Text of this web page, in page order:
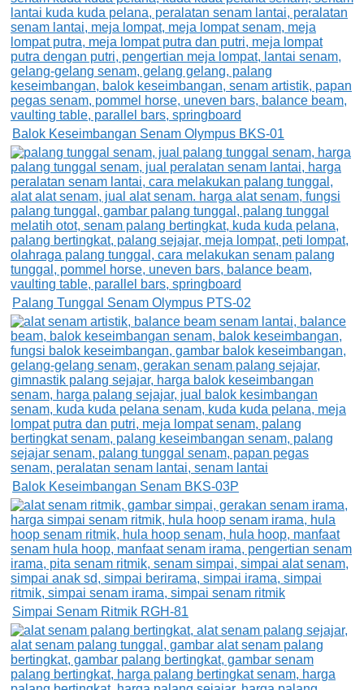
Balok Keseimbangan Senam Olympus BKS-01
Palang Tunggal Senam Olympus PTS-02
Balok Keseimbangan Senam BKS-03P
Simpai Senam Ritmik RGH-81